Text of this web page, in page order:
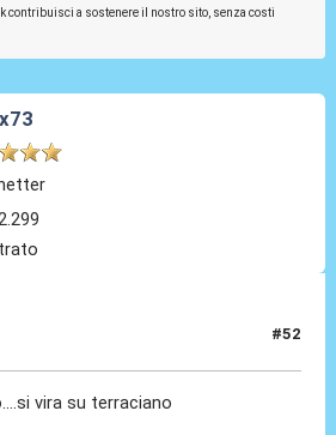
contribuisci a sostenere il nostro sito, senza costi
#52
vira su terraciano